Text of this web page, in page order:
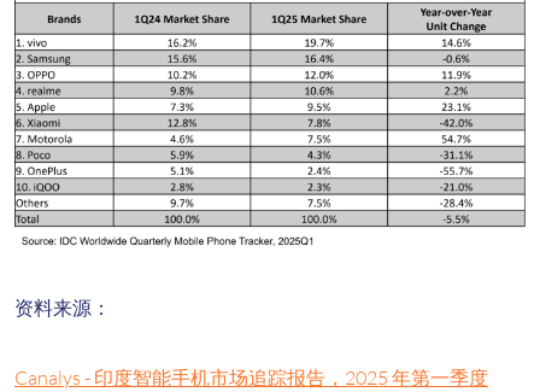
资料来源：
Canalys - 印度智能手机市场追踪报告，2025 年第一季度